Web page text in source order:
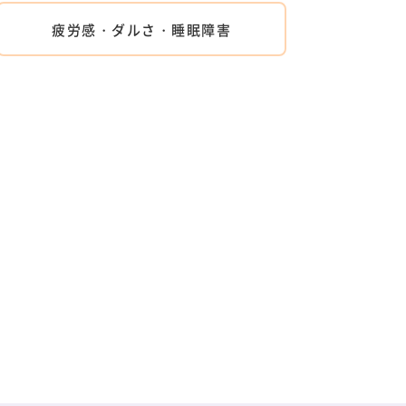
疲労感・ダルさ・睡眠障害